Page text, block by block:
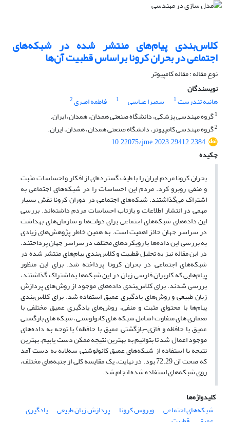
کلاس‌بندی پیام‌های منتشر شده در شبکه‌های
اجتماعی در بحران کرونا بر‌اساس قطبیت آن‌ها
نوع مقاله : مقاله کامپیوتر
نویسندگان
هانیه تندرست1 سمیرا عباسی 1 فاطمه امیری2
1گروه مهندسی پزشکی، دانشگاه صنعتی همدان، همدان، ایران.
2گروه مهندسی کامپیوتر، دانشگاه صنعتی همدان، همدان، ایران.
10.22075/jme.2023.29412.2384
چکیده
بحران کرونا مردم ایران را با طیف گسترده‌ای از افکار و احساسات مثبت
و منفی روبرو کرد. مردم این احساسات را در شبکه‌های اجتماعی به
اشتراک می‌گذاشتند. شبکه‌های اجتماعی در دوران کرونا نقش بسیار
مهمی در انتشار اطلاعات و بازتاب احساسات مردم داشته‌اند. بررسی
این داده‌های شبکه‌های اجتماعی برای دولت‌ها و سازمان‌های بهداشت
در سراسر جهان حائز اهمیت است. به همین خاطر پژوهش‌های زیادی
به بررسی این داده‌ها با رویکردهای مختلف در سراسر جهان پرداختند.
در این مقاله‏‌ نیز به تحلیل قطبیت و کلاس‌بندی پیام‌های منتشر شده در
شبکه‌های اجتماعی ‌در بحران کرونا پرداخته شد. برای این منظور
پیام‌هایی که کاربران فارسی زبان در این شبکه‌ها به اشتراک گذاشتند،
بررسی شدند. برای کلاس‌بندی داده‌های موجود از روش‌های پردازش
زبان طبیعی و روش‌های یادگیری عمیق استفاده شد. برای کلاس‌بندی
پیام‌ها با محتوای مثبت و منفی، روش‌های یادگیری عمیق مختلفی با
معماری های متفاوت (شامل شبکه های کانولوشنی، شبکه های بازگشتی
عمیق با حافظه و فازی-بازگشتی عمیق با حافظه) با توجه به داده‌های
موجود اعمال شد تا بتوانیم به بهترین نتیجه ممکن دست یابیم. بهترین
نتیجه با استفاده از شبکه‌های عمیق کانولوشنی سه‌لایه به دست آمد
که صحت آن 72.29 بود. در نهایت، یک مقایسه کلی از جنبه‌های مختلف،
روی شبکه‌‌های استفاده ‌شده انجام شد.
کلیدواژه‌ها
شبکه‌های اجتماعی
ویروس کرونا پردازش زبان طبیعی یادگیری